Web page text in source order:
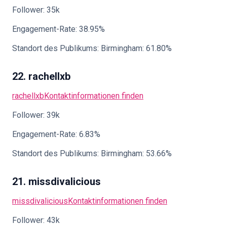
Follower: 35k
Engagement-Rate: 38.95%
Standort des Publikums: Birmingham: 61.80%
22. rachellxb
rachellxbKontaktinformationen finden
Follower: 39k
Engagement-Rate: 6.83%
Standort des Publikums: Birmingham: 53.66%
21. missdivalicious
missdivaliciousKontaktinformationen finden
Follower: 43k